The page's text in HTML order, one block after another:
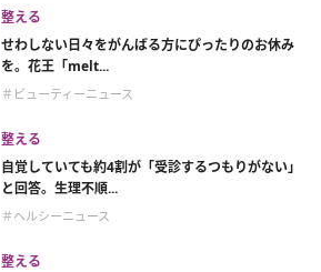
整える
せわしない日々をがんばる方にぴったりのお休み
を。花王「melt...
＃ビューティーニュース
整える
自覚していても約4割が「受診するつもりがない」
と回答。生理不順...
＃ヘルシーニュース
整える